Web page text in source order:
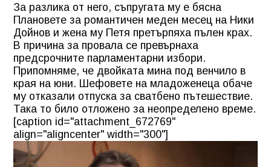
За разлика от него, съпругата му е бясна
Плановете за романтичен меден месец на Ники
Дойнов и жена му Петя претърпяха пълен крах.
В причина за провала се превърнаха
предсрочните парламентарни избори.
Припомняме, че двойката мина под венчило в
края на юни. Шефовете на младоженеца обаче
му отказали отпуска за сватбено пътешествие.
Така то било отложено за неопределено време.
[caption id="attachment_672769"
align="aligncenter" width="300"]